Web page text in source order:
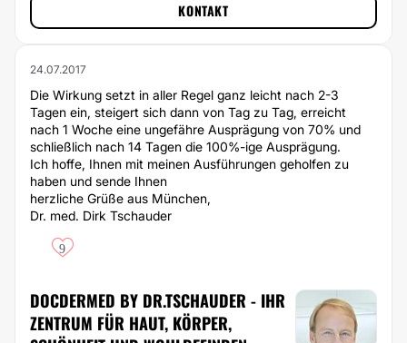
KONTAKT
24.07.2017
Die Wirkung setzt in aller Regel ganz leicht nach 2-3
Tagen ein, steigert sich dann von Tag zu Tag, erreicht
nach 1 Woche eine ungefähre Ausprägung von 70% und
schließlich nach 14 Tagen die 100%-ige Ausprägung.
Ich hoffe, Ihnen mit meinen Ausführungen geholfen zu
haben und sende Ihnen
herzliche Grüße aus München,
Dr. med. Dirk Tschauder
9
DOCDERMED BY DR.TSCHAUDER - IHR
ZENTRUM FÜR HAUT, KÖRPER,